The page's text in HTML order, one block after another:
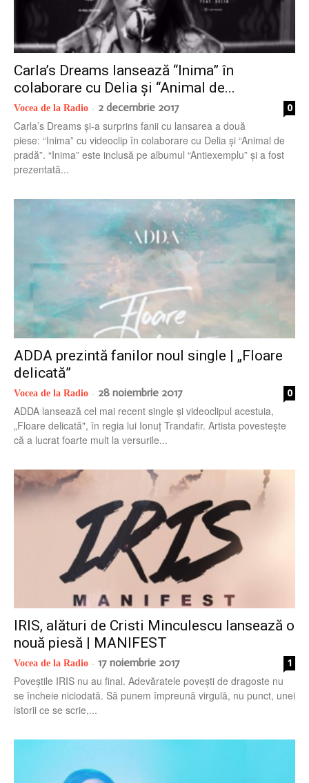
Carla’s Dreams lansează “Inima” în
colaborare cu Delia și “Animal de...
Vocea de la Radio - 2 decembrie 2017 0
Carla’s Dreams și-a surprins fanii cu lansarea a două
piese: “Inima” cu videoclip în colaborare cu Delia și “Animal de
pradă”. “Inima” este inclusă pe albumul “Antiexemplu” și a fost
prezentată...
ADDA prezintă fanilor noul single | „Floare
delicată”
Vocea de la Radio - 28 noiembrie 2017 0
ADDA lansează cel mai recent single și videoclipul acestuia,
„Floare delicată", în regia lui Ionuț Trandafir. Artista povestește
că a lucrat foarte mult la versurile...
IRIS, alături de Cristi Minculescu lansează o
nouă piesă | MANIFEST
Vocea de la Radio - 17 noiembrie 2017 1
Poveștile IRIS nu au final. Adevăratele povești de dragoste nu
se încheie niciodată. Să punem împreună virgulă, nu punct, unei
istorii ce se scrie,...